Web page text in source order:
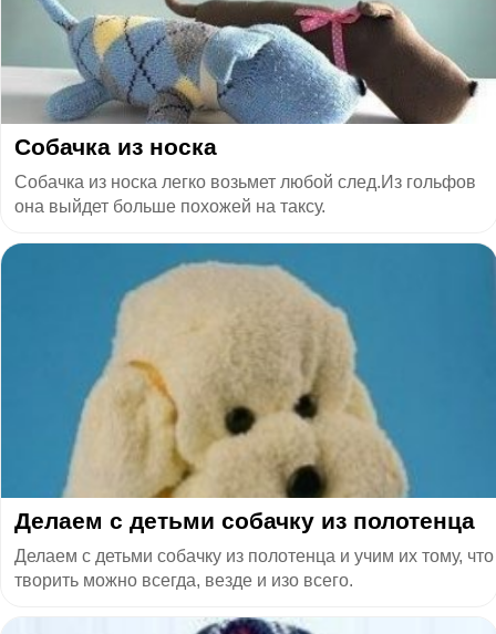
Собачка из носка
Собачка из носка легко возьмет любой след.Из гольфов
она выйдет больше похожей на таксу.
Делаем с детьми собачку из полотенца
Делаем с детьми собачку из полотенца и учим их тому, что
творить можно всегда, везде и изо всего.